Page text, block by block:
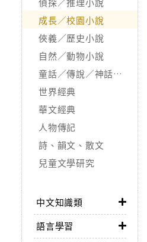
成長／校園小說
俠義／歷史小說
自然／動物小說
童話／傳說／神話／寓言
世界經典
華文經典
人物傳記
詩、韻文、散文
兒童文學研究
中文知識類
語言學習